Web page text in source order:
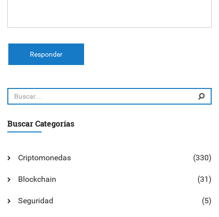
Responder
Buscar Categorías
Criptomonedas (330)
Blockchain (31)
Seguridad (5)